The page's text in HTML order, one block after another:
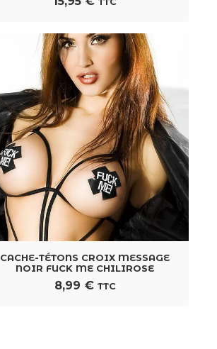
CACHE-TÉTONS CROIX MESSAGE
NOIR FUCK ME CHILIROSE
8,99 € TTC